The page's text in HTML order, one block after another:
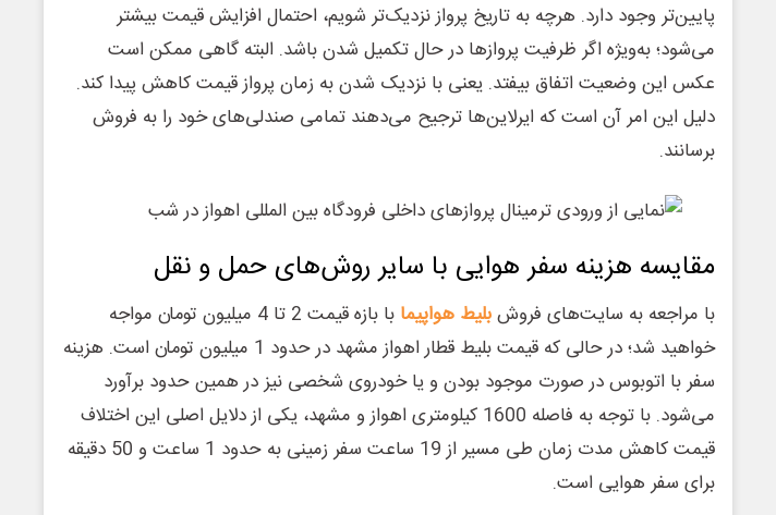
پایین‌تر وجود دارد. هرچه به تاریخ پرواز نزدیک‌تر شویم، احتمال افزایش قیمت بیشتر
می‌شود؛ به‌ویژه اگر ظرفیت پروازها در حال تکمیل شدن باشد. البته گاهی ممکن است
عکس این وضعیت اتفاق بیفتد. یعنی با نزدیک شدن به زمان پرواز قیمت کاهش پیدا کند.
دلیل این امر آن است که ایرلاین‌ها ترجیح می‌دهند تمامی صندلی‌های خود را به فروش
برسانند.
مقایسه هزینه سفر هوایی با سایر روش‌های حمل و نقل
با مراجعه به سایت‌های فروشبلیط هواپیما
با بازه قیمت 2 تا 4 میلیون تومان مواجه
خواهید شد؛ در حالی که قیمت بلیط قطار اهواز مشهد در حدود 1 میلیون تومان است. هزینه
سفر با اتوبوس در صورت موجود بودن و یا خودروی شخصی نیز در همین حدود برآورد
می‌شود. با توجه به فاصله 1600 کیلومتری اهواز و مشهد، یکی از دلایل اصلی این اختلاف
قیمت کاهش مدت زمان طی مسیر از 19 ساعت سفر زمینی به حدود 1 ساعت و 50 دقیقه
برای سفر هوایی است.